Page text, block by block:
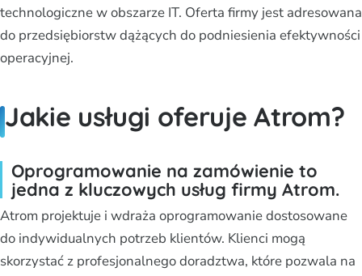
technologiczne w obszarze IT. Oferta firmy jest adresowana
do przedsiębiorstw dążących do podniesienia efektywności
operacyjnej.
Jakie usługi oferuje Atrom?
Oprogramowanie na zamówienie to
jedna z kluczowych usług firmy Atrom.
Atrom projektuje i wdraża oprogramowanie dostosowane
do indywidualnych potrzeb klientów. Klienci mogą
skorzystać z profesjonalnego doradztwa, które pozwala na